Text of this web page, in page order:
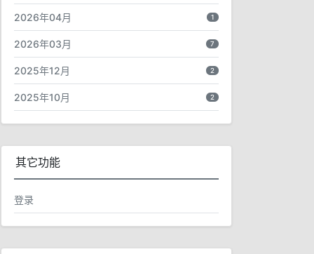
2026年04月 1
2026年03月 7
2025年12月 2
2025年10月 2
其它功能
登录